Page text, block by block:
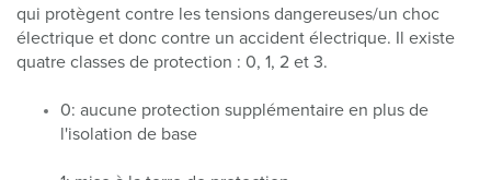
qui protègent contre les tensions dangereuses/un choc
électrique et donc contre un accident électrique. Il existe
quatre classes de protection : 0, 1, 2 et 3.
0: aucune protection supplémentaire en plus de
l'isolation de base